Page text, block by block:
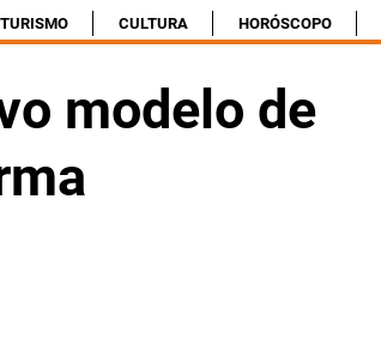
TURISMO CULTURA HORÓSCOPO
modelo de